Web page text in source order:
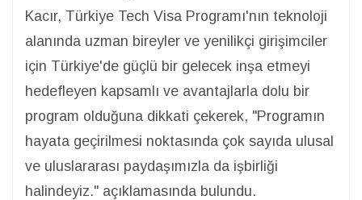
Kacır, Türkiye Tech Visa Programı'nın teknoloji
alanında uzman bireyler ve yenilikçi girişimciler
için Türkiye'de güçlü bir gelecek inşa etmeyi
hedefleyen kapsamlı ve avantajlarla dolu bir
program olduğuna dikkati çekerek, "Programın
hayata geçirilmesi noktasında çok sayıda ulusal
ve uluslararası paydaşımızla da işbirliği
halindeyiz." açıklamasında bulundu.